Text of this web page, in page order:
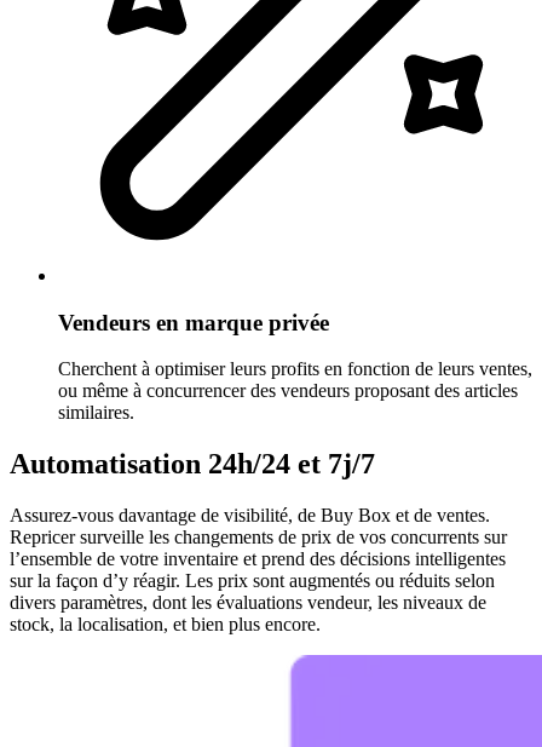
Vendeurs en marque privée
Cherchent à optimiser leurs profits en fonction de leurs ventes,
ou même à concurrencer des vendeurs proposant des articles
similaires.
Automatisation 24h/24 et 7j/7
Assurez-vous davantage de visibilité, de Buy Box et de ventes.
Repricer surveille les changements de prix de vos concurrents sur
l’ensemble de votre inventaire et prend des décisions intelligentes
sur la façon d’y réagir. Les prix sont augmentés ou réduits selon
divers paramètres, dont les évaluations vendeur, les niveaux de
stock, la localisation, et bien plus encore.